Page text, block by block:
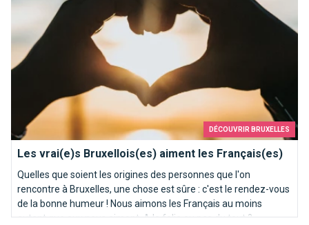
DÉCOUVRIR BRUXELLES
Les vrai(e)s Bruxellois(es) aiment les Français(es)
Quelles que soient les origines des personnes que l'on
rencontre à Bruxelles, une chose est sûre : c'est le rendez-vous
de la bonne humeur ! Nous aimons les Français au moins
autant que eux nous aiment. A la folie ou pas du tout ?